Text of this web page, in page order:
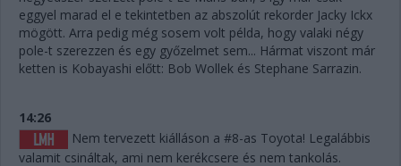
eggyel marad el e tekintetben az abszolút rekorder Jacky Ickx
mögött. Arra pedig még sosem volt példa, hogy valaki négy
pole-t szerezzen és egy győzelmet sem... Hármat viszont már
ketten is Kobayashi előtt: Bob Wollek és Stephane Sarrazin.
14:26
Nem tervezett kiálláson a #8-as Toyota! Legalábbis
valamit csináltak, ami nem kerékcsere és nem tankolás.